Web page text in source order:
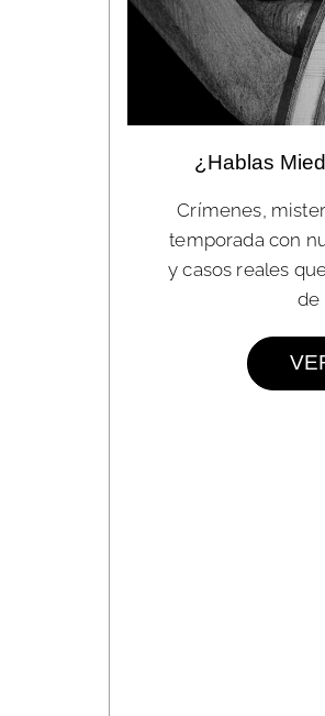
¿Hablas
Crímenes,
temporada con
y casos reales
de